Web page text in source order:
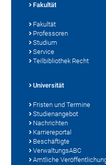
Fakultät
Fakultät
Professoren
Studium
Service
Teilbibliothek Recht
Universität
Fristen und Termine
Studienangebot
Nachrichten
Karriereportal
Beschäftigte
VerwaltungsABC
Amtliche